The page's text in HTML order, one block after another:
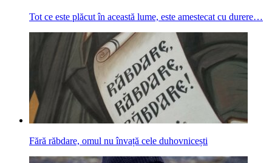
Tot ce este plăcut în această lume, este amestecat cu durere…
Fără răbdare, omul nu învață cele duhovnicești